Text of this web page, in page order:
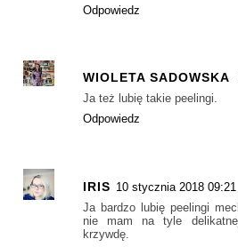
Odpowiedz
WIOLETA SADOWSKA
Ja też lubię takie peelingi.
Odpowiedz
IRIS 10 stycznia 2018 09:21
Ja bardzo lubię peelingi
nie mam na tyle
krzywdę.